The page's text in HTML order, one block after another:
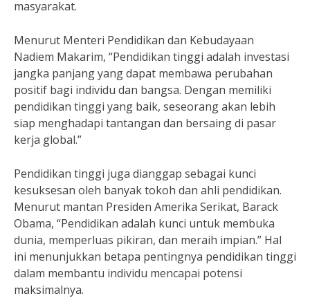
masyarakat.
Menurut Menteri Pendidikan dan Kebudayaan
Nadiem Makarim, “Pendidikan tinggi adalah investasi
jangka panjang yang dapat membawa perubahan
positif bagi individu dan bangsa. Dengan memiliki
pendidikan tinggi yang baik, seseorang akan lebih
siap menghadapi tantangan dan bersaing di pasar
kerja global.”
Pendidikan tinggi juga dianggap sebagai kunci
kesuksesan oleh banyak tokoh dan ahli pendidikan.
Menurut mantan Presiden Amerika Serikat, Barack
Obama, “Pendidikan adalah kunci untuk membuka
dunia, memperluas pikiran, dan meraih impian.” Hal
ini menunjukkan betapa pentingnya pendidikan tinggi
dalam membantu individu mencapai potensi
maksimalnya.